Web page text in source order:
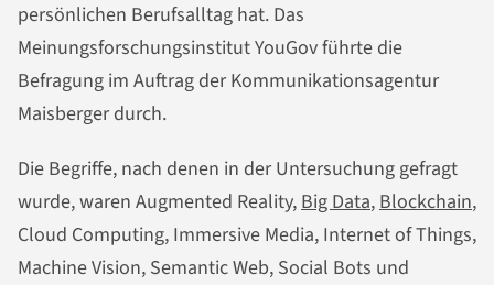
persönlichen Berufsalltag hat. Das
Meinungsforschungsinstitut YouGov führte die
Befragung im Auftrag der Kommunikationsagentur
Maisberger durch.
Die Begriffe, nach denen in der Untersuchung gefragt
wurde, waren Augmented Reality, Big Data, Blockchain,
Cloud Computing, Immersive Media, Internet of Things,
Machine Vision, Semantic Web, Social Bots und